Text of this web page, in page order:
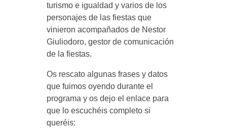
turismo e igualdad y varios de los
personajes de las fiestas que
vinieron acompañados de Nestor
Giuliodoro, gestor de comunicación
de la fiestas.
Os rescato algunas frases y datos
que fuimos oyendo durante el
programa y os dejo el enlace para
que lo escuchéis completo si
queréis: